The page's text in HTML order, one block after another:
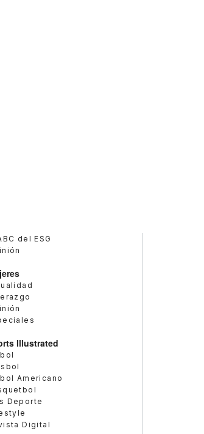
del ESG
Illustrated
Americano
Deporte
Digital